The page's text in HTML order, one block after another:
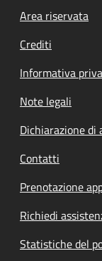
Footer
Area riservata
Crediti
Informativa
Note legali
Dichiarazione di
Contatti
Prenotazione
Richiedi
Statistiche del